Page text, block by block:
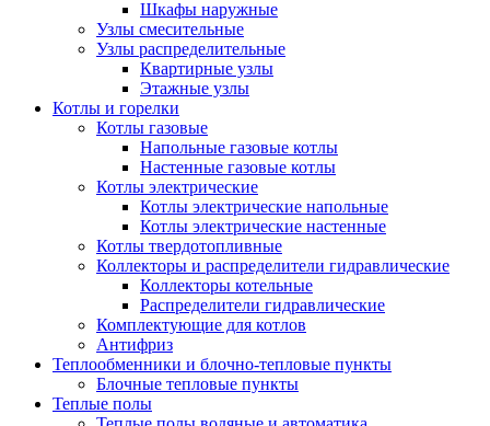
Шкафы наружные
Узлы смесительные
Узлы распределительные
Квартирные узлы
Этажные узлы
Котлы и горелки
Котлы газовые
Напольные газовые котлы
Настенные газовые котлы
Котлы электрические
Котлы электрические напольные
Котлы электрические настенные
Котлы твердотопливные
Коллекторы и распределители гидравлические
Коллекторы котельные
Распределители гидравлические
Комплектующие для котлов
Антифриз
Теплообменники и блочно-тепловые пункты
Блочные тепловые пункты
Теплые полы